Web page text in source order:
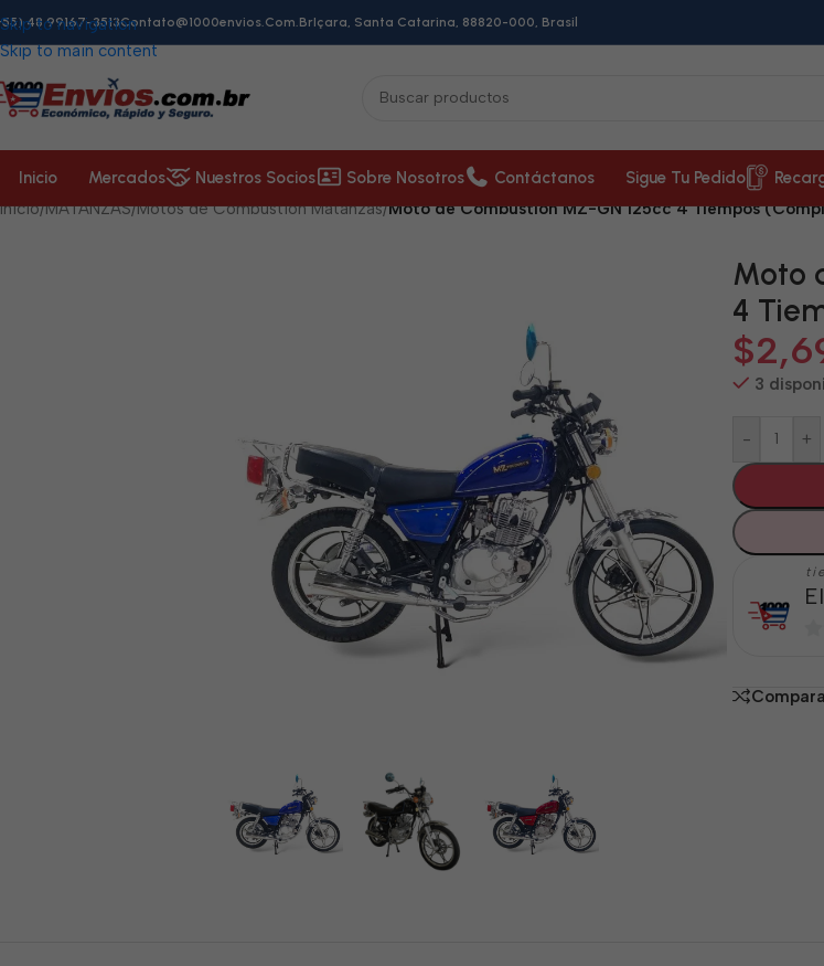
Skip to navigation
Skip to main content
48 99167-3513Contato@1000envios.com.brIçara, Santa Catarina, 88820-000, Brasil
Inicio Mercados Nuestros Socios Sobre Nosotros Contáctanos Sigue Tu Pedido
Inicio/MATANZAS/Motos de Combustión Matanzas/Moto de Combustión MZ-GN 125cc 4 Tiempos
Moto
4
$
3
- +
5